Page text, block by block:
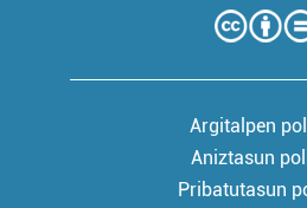
Argitalpen
Aniztasun
Pribatutasun